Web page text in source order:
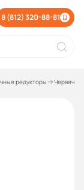
8 (812) 320-88-81
редукторы